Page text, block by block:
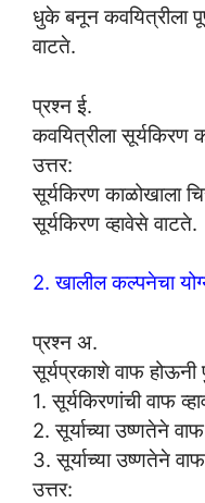
धुके बनून कवयित्रीला
वाटते.
प्रश्न ई.
कवयित्रीला सूर्यकिरण
उत्तर:
सूर्यकिरण काळोखाला
सूर्यकिरण व्हावेसे वाटते.
2. खालील कल्पनेचा
प्रश्न अ.
सूर्यप्रकाशे वाफ होऊनी
1. सूर्यकिरणांची वाफ
2. सूर्याच्या उष्णतेने वाफ
3. सूर्याच्या उष्णतेने
उत्तर: